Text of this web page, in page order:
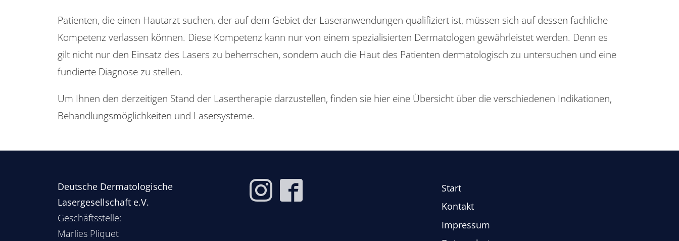
Patienten, die einen Hautarzt suchen, der auf dem Gebiet der Laseranwendungen qualifiziert ist, müssen sich auf dessen fachliche
Kompetenz verlassen können. Diese Kompetenz kann nur von einem spezialisierten Dermatologen gewährleistet werden. Denn es
gilt nicht nur den Einsatz des Lasers zu beherrschen, sondern auch die Haut des Patienten dermatologisch zu untersuchen und eine
fundierte Diagnose zu stellen.
Um Ihnen den derzeitigen Stand der Lasertherapie darzustellen, finden sie hier eine Übersicht über die verschiedenen Indikationen,
Behandlungsmöglichkeiten und Lasersysteme.
Deutsche Dermatologische
Lasergesellschaft e.V.
Geschäftsstelle:
Marlies Pliquet
Start
Kontakt
Impressum